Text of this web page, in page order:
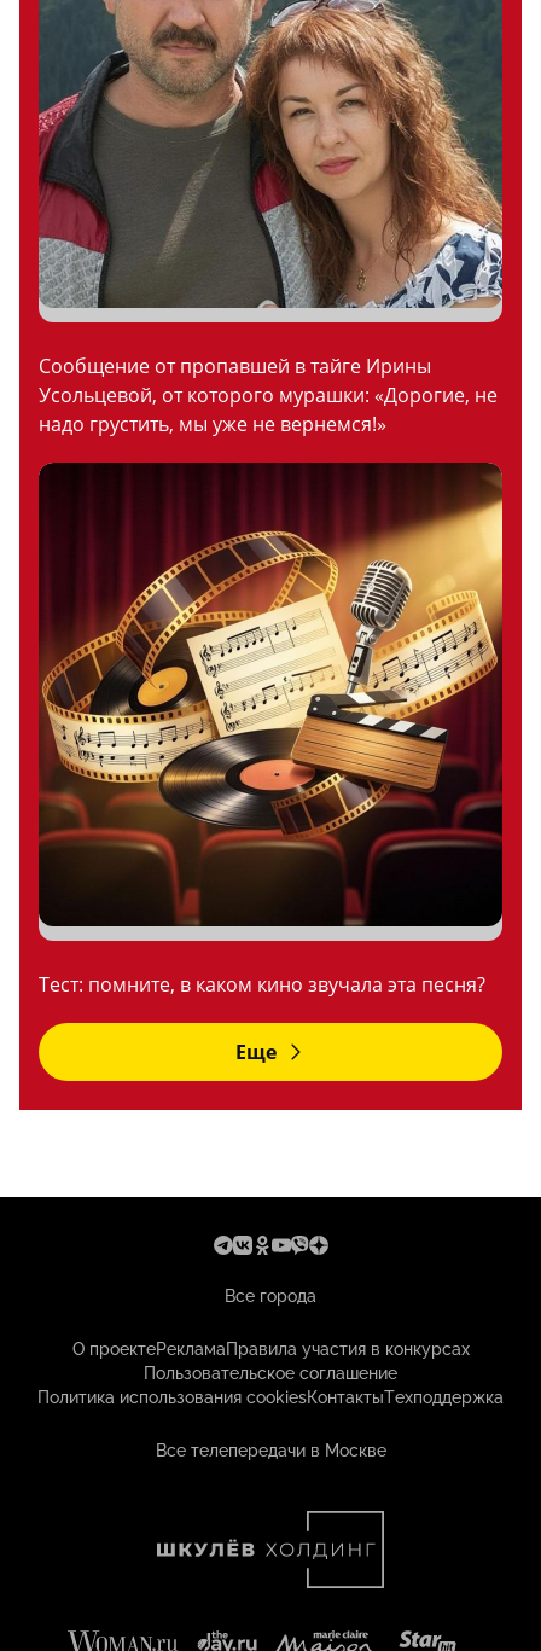
Сообщение от пропавшей в тайге Ирины
Усольцевой, от которого мурашки: «Дорогие, не
надо грустить, мы уже не вернемся!»
Тест: помните, в каком кино звучала эта песня?
Еще
Все города
О проектеРекламаПравила участия в конкурсах
Пользовательское соглашение
Политика использования cookiesКонтактыТехподдержка
Все телепередачи в Москве